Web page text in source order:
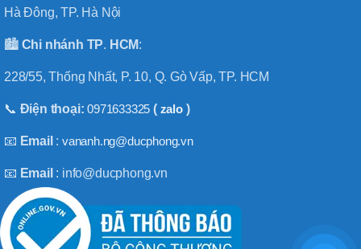
Hà Đông, TP. Hà Nội
🏙️ Chi nhánh TP. HCM:
228/55, Thống Nhất, P. 10, Q. Gò Vấp, TP. HCM
📞 Điện thoại:0971633325 ( zalo)
📧 Email :vananh.ng@ducphong.vn
📧 Email : info@ducphong.vn